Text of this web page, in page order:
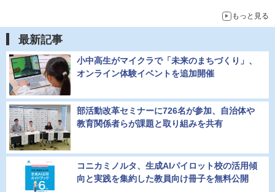
もっと見る
最新記事
小中高生がマイクラで「未来のまちづくり」、
オンライン体験イベントを追加開催
部活動改革セミナーに726名が参加、自治体や
教育関係者らが課題と取り組みを共有
コニカミノルタ、生成AIパイロット校の活用傾
向と実践を集約した教員向け冊子を無料公開